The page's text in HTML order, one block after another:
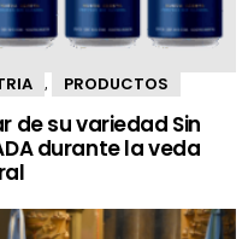
, PRODUCTOS
de su variedad Sin
durante la veda